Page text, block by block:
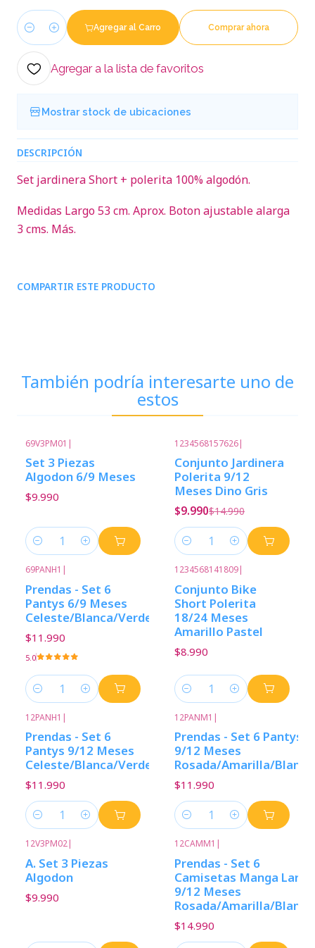
Cantidad
Agregar al Carro Comprar ahora
Agregar a la lista de favoritos
Mostrar stock de ubicaciones
DESCRIPCIÓN
Set jardinera Short + polerita 100% algodón.
Medidas Largo 53 cm. Aprox. Boton ajustable alarga
3 cms. Más.
COMPARTIR ESTE PRODUCTO
También podría interesarte uno de
estos
69V3PM01 |
Set 3 Piezas
Algodon 6/9 Meses
$9.990
Cantidad
1234568157626|
Conjunto Jardinera
Polerita 9/12
Meses Dino Gris
$9.990$14.990
Cantidad
69PANH1 |
Prendas - Set 6
Pantys 6/9 Meses
Celeste/Blanca/Verde
$11.990
5.0
Cantidad
1234568141809|
Conjunto Bike
Short Polerita
18/24 Meses
Amarillo Pastel
$8.990
Cantidad
12PANH1 |
Prendas - Set 6
Pantys 9/12 Meses
Celeste/Blanca/Verde
$11.990
Cantidad
12PANM1 |
Prendas - Set 6 Pantys
9/12 Meses
Rosada/Amarilla/Blanca
$11.990
Cantidad
12V3PM02|
A. Set 3 Piezas
Algodon
$9.990
12CAMM1 |
Prendas - Set 6
Camisetas Manga Larga
9/12 Meses
Rosada/Amarilla/Blanca
$14.990